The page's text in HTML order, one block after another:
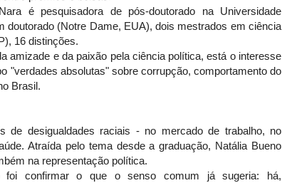
é pesquisadora de pós-doutorado na Universidade
doutorado (Notre Dame, EUA), dois mestrados em ciência
16 distinções.
amizade e da paixão pela ciência política, está o interesse
"verdades absolutas" sobre corrupção, comportamento do
Brasil.
de desigualdades raciais - no mercado de trabalho, no
Atraída pelo tema desde a graduação, Natália Bueno
na representação política.
foi confirmar o que o senso comum já sugeria: há,